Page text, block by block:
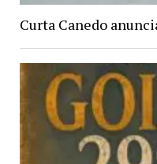
Curta Canedo